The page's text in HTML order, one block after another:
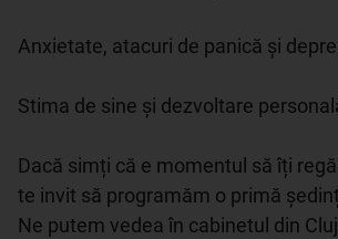
Anxietate, atacuri de panică și
Stima de sine și dezvoltare
Dacă simți că e momentul să îți
te invit să programăm o primă
Ne putem vedea în cabinetul din